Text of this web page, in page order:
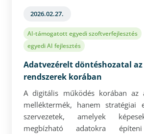
2026.02.27.
AI-támogatott egyedi szoftverfejlesztés
egyedi AI fejlesztés
Adatvezérelt döntéshozatal
rendszerek korában
A digitális működés korában az
melléktermék, hanem stratégiai
szervezetek, amelyek
megbízható adatokra építeni